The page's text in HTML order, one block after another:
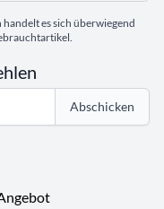
es sich überwiegend
Abschicken